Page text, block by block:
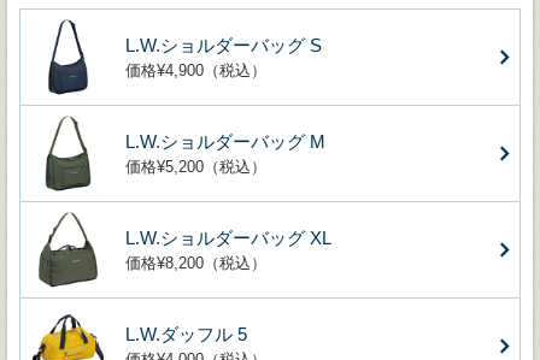
L.W.ショルダーバッグ S
価格¥4,900（税込）
L.W.ショルダーバッグ M
価格¥5,200（税込）
L.W.ショルダーバッグ XL
価格¥8,200（税込）
L.W.ダッフル 5